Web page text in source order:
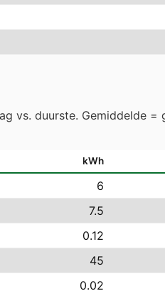
vs. duurste. Gemiddelde
kWh
6
7.5
0.12
45
0.02